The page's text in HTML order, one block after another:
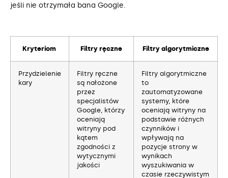
jeśli nie otrzymała bana Google.
Kryteriom Filtry ręczne Filtry algorytmiczne
Przydzielenie
kary
Filtry ręczne
są nałożone
przez
specjalistów
Google, którzy
oceniają
witryny pod
kątem
zgodności z
wytycznymi
jakości
Filtry algorytmiczne
to
zautomatyzowane
systemy, które
oceniają witryny na
podstawie różnych
czynników i
wpływają na
pozycje strony w
wynikach
wyszukiwania w
czasie rzeczywistym